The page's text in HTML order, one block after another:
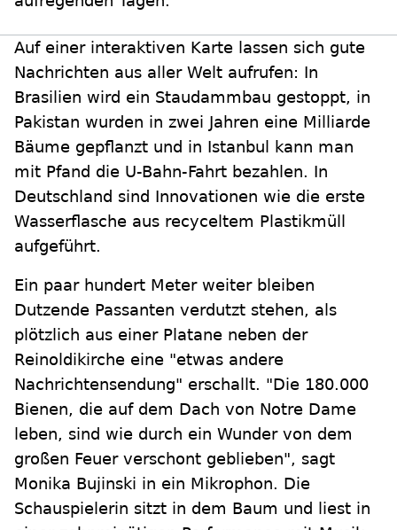
Auf einer interaktiven Karte lassen sich gute
Nachrichten aus aller Welt aufrufen: In
Brasilien wird ein Staudammbau gestoppt, in
Pakistan wurden in zwei Jahren eine Milliarde
Bäume gepflanzt und in Istanbul kann man
mit Pfand die U-Bahn-Fahrt bezahlen. In
Deutschland sind Innovationen wie die erste
Wasserflasche aus recyceltem Plastikmüll
aufgeführt.
Ein paar hundert Meter weiter bleiben
Dutzende Passanten verdutzt stehen, als
plötzlich aus einer Platane neben der
Reinoldikirche eine "etwas andere
Nachrichtensendung" erschallt. "Die 180.000
Bienen, die auf dem Dach von Notre Dame
leben, sind wie durch ein Wunder von dem
großen Feuer verschont geblieben", sagt
Monika Bujinski in ein Mikrophon. Die
Schauspielerin sitzt in dem Baum und liest in